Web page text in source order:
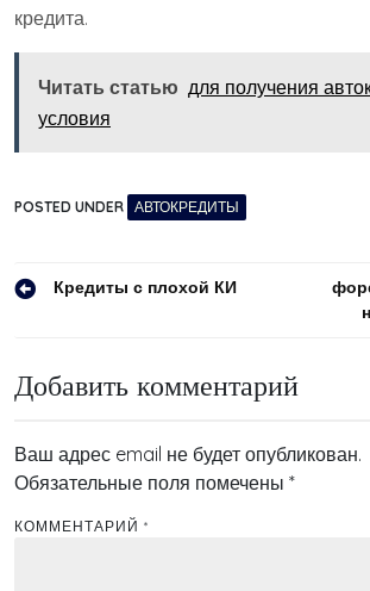
кредита.
Читать статью для получения
условия
POSTED UNDER АВТОКРЕДИТЫ
Навигация
Кредиты с плохой КИ
Добавить комментарий
Ваш адрес email не будет опубликован.
Обязательные поля помечены *
КОММЕНТАРИЙ *